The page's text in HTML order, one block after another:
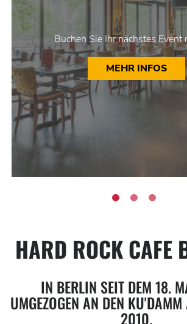
Buchen Sie Ihr nächstes Event
MEHR INFOS
HARD ROCK CAFE
IN BERLIN SEIT DEM 18.
UMGEZOGEN AN DEN
2010.